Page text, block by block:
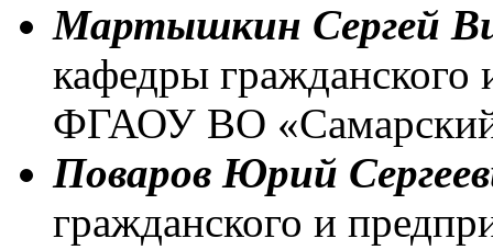
Мартышкин Сергей
кафедры гражданского
ФГАОУ ВО «Самарский
Поваров Юрий
гражданского и